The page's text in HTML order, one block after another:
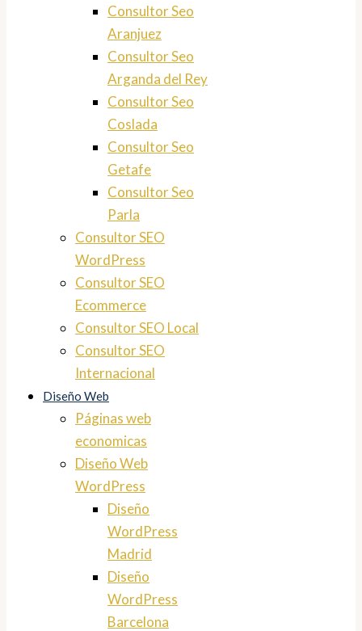
Consultor Seo
Aranjuez
Consultor Seo
Arganda del Rey
Consultor Seo
Coslada
Consultor Seo
Getafe
Consultor Seo
Parla
Consultor SEO
WordPress
Consultor SEO
Ecommerce
Consultor SEO Local
Consultor SEO
Internacional
Diseño Web
Páginas web
economicas
Diseño Web
WordPress
Diseño
WordPress
Madrid
Diseño
WordPress
Barcelona